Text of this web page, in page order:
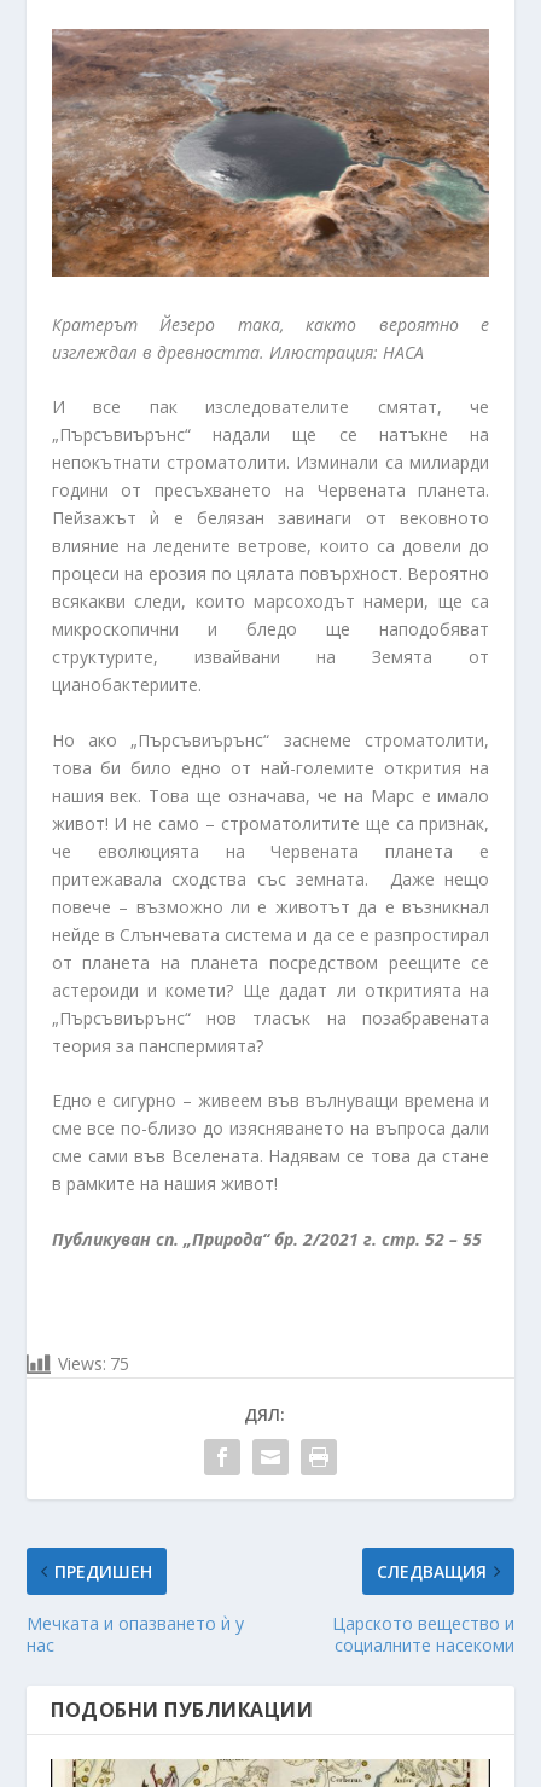
Кратерът Йезеро така, както вероятно е
изглеждал в древността. Илюстрация: НАСА
И все пак изследователите смятат, че
„Пърсъвиърънс“ надали ще се натъкне на
непокътнати строматолити. Изминали са милиарди
години от пресъхването на Червената планета.
Пейзажът ѝ е белязан завинаги от вековното
влияние на ледените ветрове, които са довели до
процеси на ерозия по цялата повърхност. Вероятно
всякакви следи, които марсоходът намери, ще са
микроскопични и бледо ще наподобяват
структурите, извайвани на Земята от
цианобактериите.
Но ако „Пърсъвиърънс“ заснеме строматолити,
това би било едно от най-големите открития на
нашия век. Това ще означава, че на Марс е имало
живот! И не само – строматолитите ще са признак,
че еволюцията на Червената планета е
притежавала сходства със земната. Даже нещо
повече – възможно ли е животът да е възникнал
нейде в Слънчевата система и да се е разпростирал
от планета на планета посредством реещите се
астероиди и комети? Ще дадат ли откритията на
„Пърсъвиърънс“ нов тласък на позабравената
теория за панспермията?
Едно е сигурно – живеем във вълнуващи времена и
сме все по-близо до изясняването на въпроса дали
сме сами във Вселената. Надявам се това да стане
в рамките на нашия живот!
Публикуван сп. „Природа“ бр. 2/2021 г. стр. 52 – 55
Views: 75
ДЯЛ:
ПРЕДИШЕН
Мечката и опазването ѝ у
нас
СЛЕДВАЩИЯ
Царското вещество и
социалните насекоми
ПОДОБНИ ПУБЛИКАЦИИ